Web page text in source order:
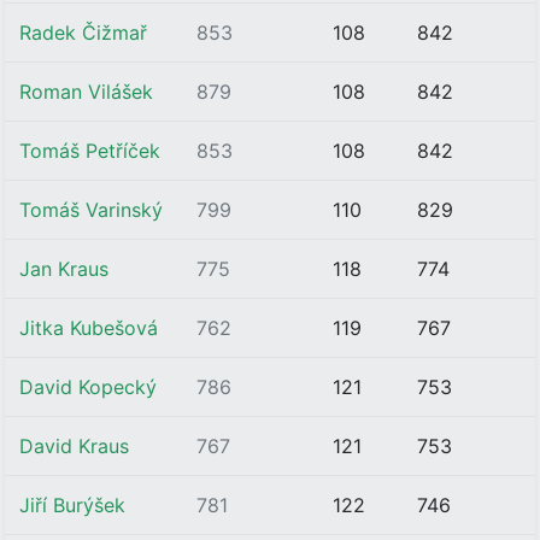
Radek Čižmař 853 108 842
Roman Vilášek 879 108 842
Tomáš Petříček 853 108 842
Tomáš Varinský 799 110 829
Jan Kraus 775 118 774
Jitka Kubešová 762 119 767
David Kopecký 786 121 753
David Kraus 767 121 753
Jiří Burýšek 781 122 746